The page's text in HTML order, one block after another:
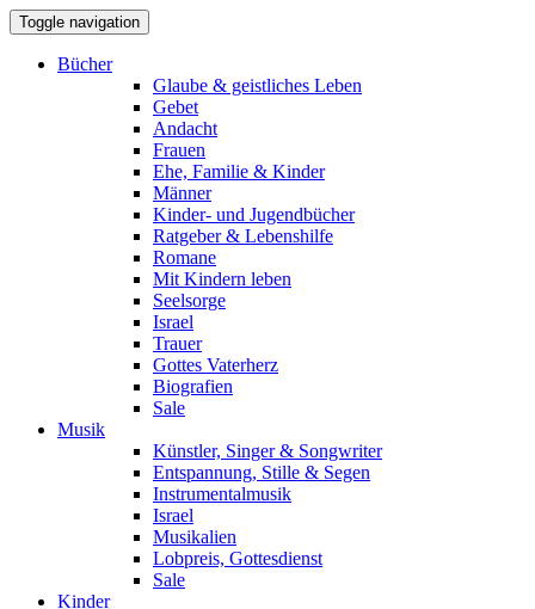
Toggle navigation
Bücher
Glaube & geistliches Leben
Gebet
Andacht
Frauen
Ehe, Familie & Kinder
Männer
Kinder- und Jugendbücher
Ratgeber & Lebenshilfe
Romane
Mit Kindern leben
Seelsorge
Israel
Trauer
Gottes Vaterherz
Biografien
Sale
Musik
Künstler, Singer & Songwriter
Entspannung, Stille & Segen
Instrumentalmusik
Israel
Musikalien
Lobpreis, Gottesdienst
Sale
Kinder